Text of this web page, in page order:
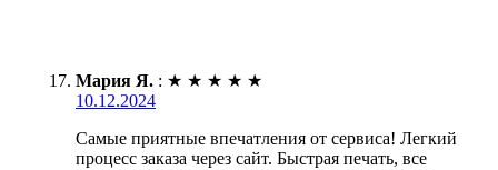
Мария Я. : ★ ★ ★ ★ ★
10.12.2024
Самые приятные впечатления от сервиса! Легкий
процесс заказа через сайт. Быстрая печать, все